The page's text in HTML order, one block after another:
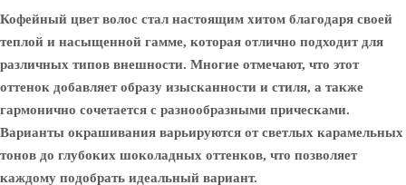
Кофейный цвет волос стал настоящим хитом благодаря своей
теплой и насыщенной гамме, которая отлично подходит для
различных типов внешности. Многие отмечают, что этот
оттенок добавляет образу изысканности и стиля, а также
гармонично сочетается с разнообразными прическами.
Варианты окрашивания варьируются от светлых карамельных
тонов до глубоких шоколадных оттенков, что позволяет
каждому подобрать идеальный вариант.